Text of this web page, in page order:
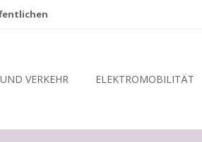
VERKEHR ELEKTROMOBILITÄT